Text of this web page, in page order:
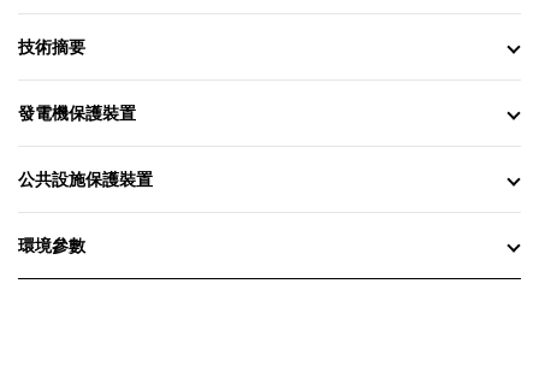
技術摘要
發電機保護裝置
公共設施保護裝置
環境參數